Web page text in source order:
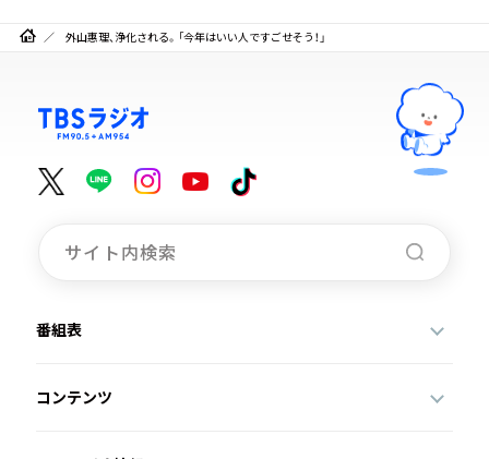
外山惠理、浄化される。「今年はいい人ですごせそう！」
番組表
コンテンツ